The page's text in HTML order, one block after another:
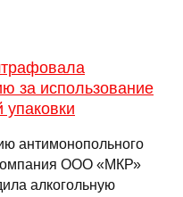
за использование
упаковки
антимонопольного
ООО «МКР»
алкогольную